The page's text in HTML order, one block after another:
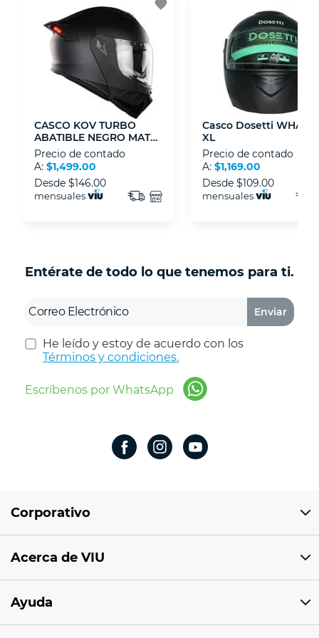
- Sello de confianza correspondiente,
disposiciones legales y Códigos de Ética de la
Asociación Mexicana de Internet (AIMX).
- Nos encontramos en la lista de socios Activos
de la Asociación de Internet.MX.
favorite
CASCO KOV TURBO
ABATIBLE NEGRO MATE
CON LUZ LED XL
Precio de contado
A: $1,499.00
Desde $146.00
mensuales
Casco Dosetti
XL
Precio de contado
A: $1,169.00
Desde $109.00
mensuales
Entérate de todo lo que tenemos para ti.
Enviar
He leído y estoy de acuerdo con los
Términos y condiciones.
Escríbenos por WhatsApp
Corporativo
Av 18 de marzo # 309. Colonia la Nogalera.
México
Acerca de VIU
Sucursales
Ayuda